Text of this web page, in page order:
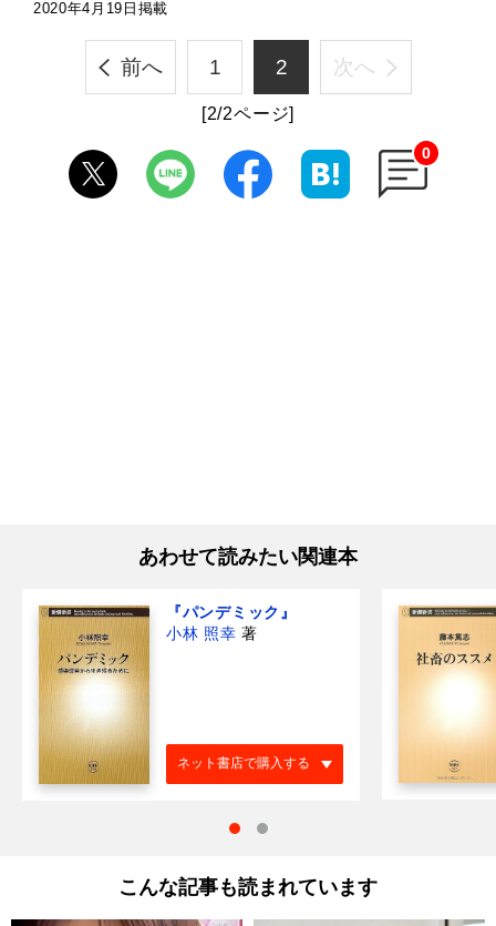
2020年4月19日掲載
前へ 1 2 次へ
[2/2ページ]
0
あわせて読みたい関連本
『パンデミック』
小林 照幸 著
ネット書店で購入する
こんな記事も読まれています